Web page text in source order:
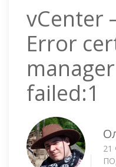
vCenter
Error
failed:1
21